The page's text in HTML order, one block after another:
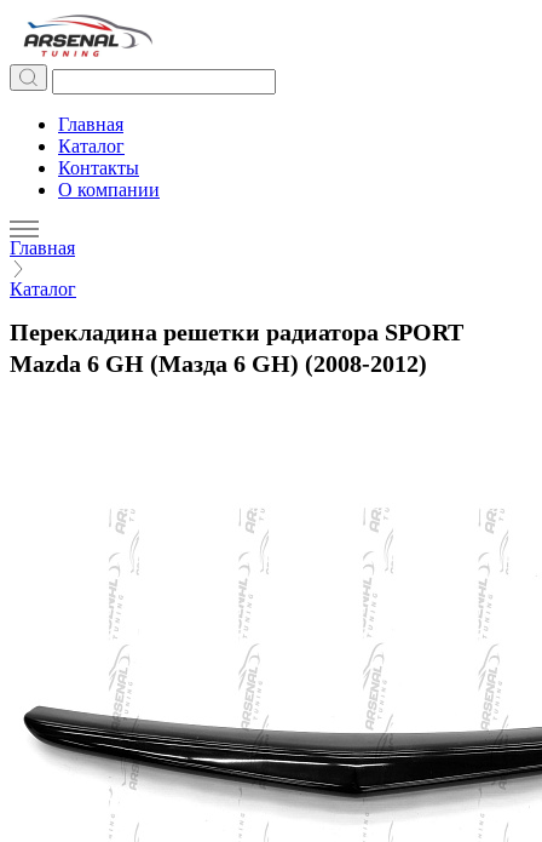
Главная
Каталог
Контакты
О компании
Главная
Каталог
Перекладина решетки радиатора SPORT
Mazda 6 GH (Мазда 6 GH) (2008-2012)